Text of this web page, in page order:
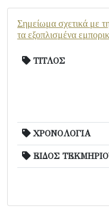
Σημείωμα σχετικά με
τα εξοπλισμένα
ΤΙΤΛΟΣ
ΧΡΟΝΟΛΟΓΙΑ
ΕΙΔΟΣ